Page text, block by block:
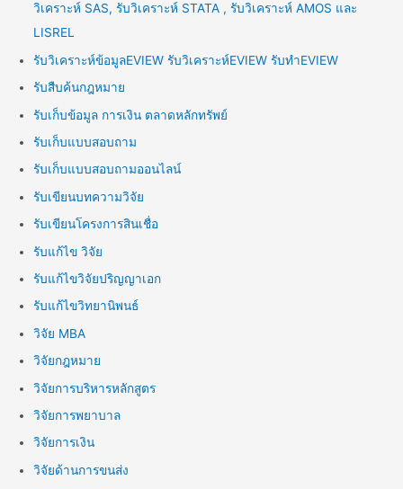
วิเคราะห์ SAS, รับวิเคราะห์ STATA , รับวิเคราะห์ AMOS และ
LISREL
รับวิเคราะห์ข้อมูลEVIEW รับวิเคราะห์EVIEW รับทำEVIEW
รับสืบค้นกฎหมาย
รับเก็บข้อมูล การเงิน ตลาดหลักทรัพย์
รับเก็บแบบสอบถาม
รับเก็บแบบสอบถามออนไลน์
รับเขียนบทความวิจัย
รับเขียนโครงการสินเชื่อ
รับแก้ไข วิจัย
รับแก้ไขวิจัยปริญญาเอก
รับแก้ไขวิทยานิพนธ์
วิจัย MBA
วิจัยกฎหมาย
วิจัยการบริหารหลักสูตร
วิจัยการพยาบาล
วิจัยการเงิน
วิจัยด้านการขนส่ง